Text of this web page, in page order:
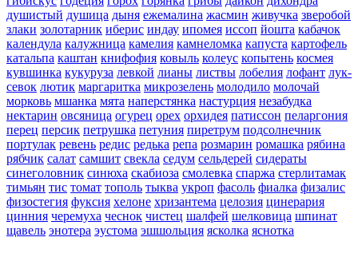
душистый душица дыня ежемалина жасмин живучка зверобой
злаки золотарник иберис индау ипомея иссоп йошта кабачок
календула калужница камелия камнеломка капуста картофель
катальпа каштан книфофия ковыль колеус копытень космея
кувшинка кукуруза левкой лианы листвы лобелия лофант лук-
севок лютик маргаритка микрозелень молодило молочай
морковь мшанка мята наперстянка настурция незабудка
нектарин овсяница огурец орех орхидея патиссон пеларгония
перец персик петрушка петуния пиретрум подсолнечник
портулак ревень редис редька репа розмарин ромашка рябина
рябчик салат самшит свекла седум сельдерей сидераты
синеголовник синюха скабиоза смолевка спаржа стерлитамак
тимьян тис томат тополь тыква укроп фасоль фиалка физалис
физостегия фуксия хелоне хризантема целозия цинерария
цинния черемуха чеснок чистец шалфей шелковица шпинат
щавель энотера эустома эшшольция ясколка яснотка